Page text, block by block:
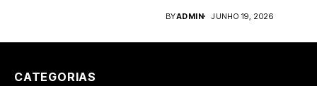
BYADMIN JUNHO 19, 2026
CATEGORIAS